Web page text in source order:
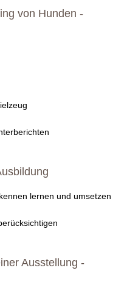
von Hunden -
lernen und umsetzen
Ausstellung -